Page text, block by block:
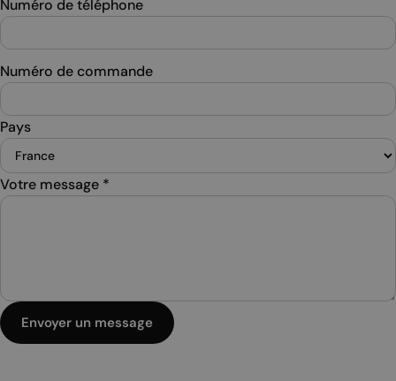
Numéro de téléphone
Numéro de commande
Pays
Votre message *
Envoyer un message